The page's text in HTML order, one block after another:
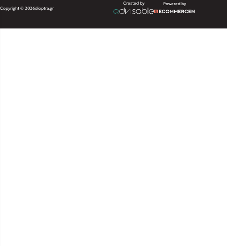
Copyright © 2026dioptra.gr
Created by Powered by